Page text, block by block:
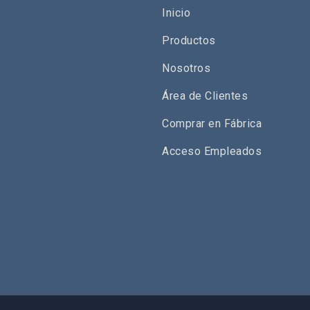
Inicio
Productos
Nosotros
Área de Clientes
Comprar en Fábrica
Acceso Empleados